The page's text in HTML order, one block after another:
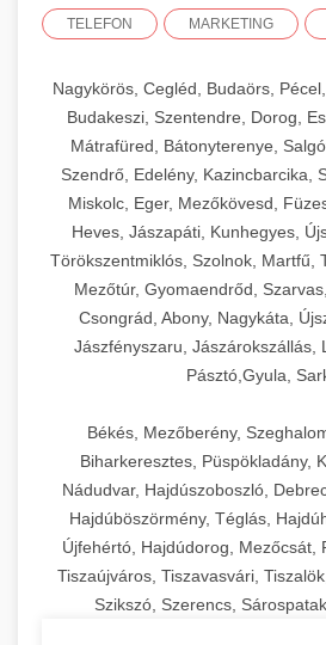
TELEFON MARKETING
Nagykörös, Cegléd, Budaörs,
Budakeszi, Szentendre, Dorog,
Mátrafüred, Bátonyterenye,
Szendrő, Edelény, Kazincbarcika,
Miskolc, Eger, Mezőkövesd,
Heves, Jászapáti, Kunhegyes,
Törökszentmiklós, Szolnok, Martfű,
Mezőtúr, Gyomaendrőd,
Csongrád, Abony, Nagykáta,
Jászfényszaru, Jászárokszállás,
Pásztó,Gyula,
Békés, Mezőberény,
Biharkeresztes, Püspökladány,
Nádudvar, Hajdúszoboszló,
Hajdúböszörmény, Téglás,
Újfehértó, Hajdúdorog, Mezőcsát,
Tiszaújváros, Tiszavasvári,
Szikszó, Szerencs,